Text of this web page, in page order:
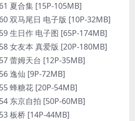
夏合集 [15P-105MB]
双马尾日 电子版 [10P-32MB]
生日作 电子图 [65P-174MB]
女友本 真爱版 [20P-180MB]
蕾姆天台 [12P-35MB]
逸仙 [9P-72MB]
蜂糖花 [20P-54MB]
东京自拍 [50P-60MB]
板桥 [14P-44MB]